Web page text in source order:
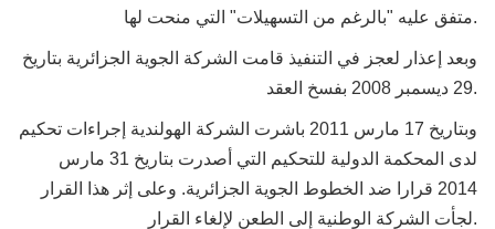
متفق عليه "بالرغم من التسهيلات" التي منحت لها.
وبعد إعذار لعجز في التنفيذ قامت الشركة الجوية الجزائرية بتاريخ
29 ديسمبر 2008 بفسخ العقد.
وبتاريخ 17 مارس 2011 باشرت الشركة الهولندية إجراءات تحكيم
لدى المحكمة الدولية للتحكيم التي أصدرت بتاريخ 31 مارس
2014 قرارا ضد الخطوط الجوية الجزائرية. وعلى إثر هذا القرار
لجأت الشركة الوطنية إلى الطعن لإلغاء القرار.